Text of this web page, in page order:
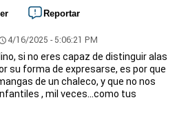
Reportar
4/16/2025 - 5:06:21 PM
si no eres capaz de distinguir alas
su forma de expresarse, es por que
de un chaleco, y que no nos
, mil veces...como tus